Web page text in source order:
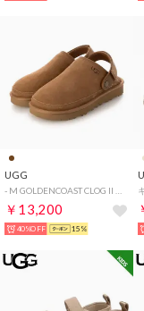
UGG
￥13,200
40%OFF 15%